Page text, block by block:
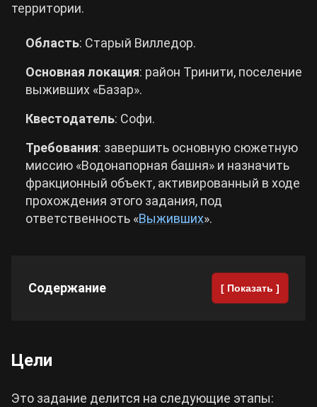
Cyberpunk 2077
Все игры
территории.
Область: Старый Вилледор.
Основная локация: район Тринити, поселение
выживших «Базар».
Квестодатель: Софи.
Требования: завершить основную сюжетную
миссию «Водонапорная башня» и назначить
фракционный объект, активированный в ходе
прохождения этого задания, под
ответственность «Выживших».
Содержание [ Показать ]
Цели
Это задание делится на следующие этапы: